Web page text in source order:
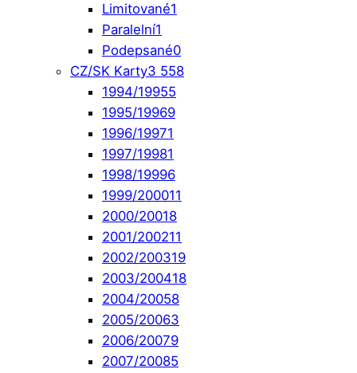
Limitované1
Paralelní1
Podepsané0
CZ/SK Karty3 558
1994/19955
1995/19969
1996/19971
1997/19981
1998/19996
1999/200011
2000/20018
2001/200211
2002/200319
2003/200418
2004/20058
2005/20063
2006/20079
2007/20085